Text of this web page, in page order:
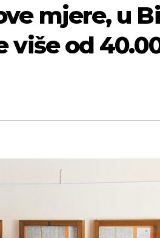
mjere, u
više od